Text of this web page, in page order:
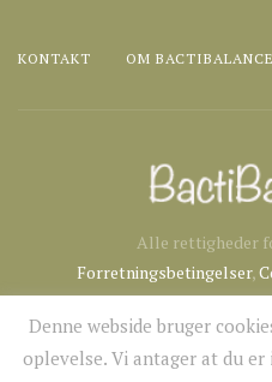
KONTAKT OM BACTIBALANCE
Alle rettigheder
Forretningsbetingelser,
Denne webside bruger
oplevelse. Vi antager at du